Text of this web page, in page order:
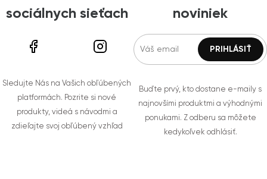
sociálnych sieťach
Sledujte Nás na Vašich obľúbených
platformách. Pozrite si nové
produkty, videá s návodmi a
zdieľajte svoj obľúbený vzhľad
noviniek
Buďte prvý, kto dostane e-maily s
najnovšími produktmi a výhodnými
ponukami. Z odberu sa môžete
kedykoľvek odhlásiť.